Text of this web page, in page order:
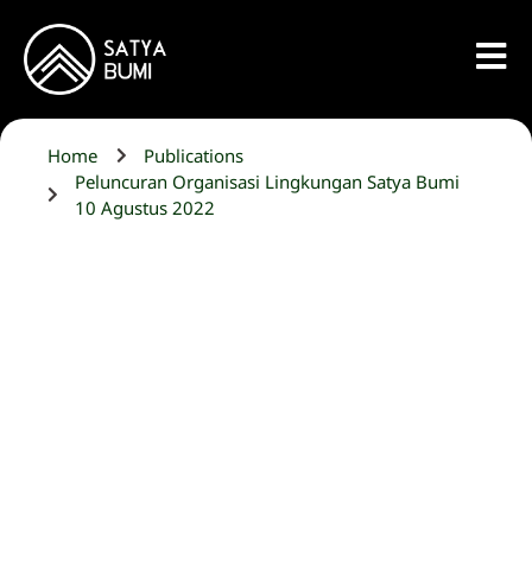
Home
Publications
Peluncuran Organisasi Lingkungan Satya Bumi
10 Agustus 2022